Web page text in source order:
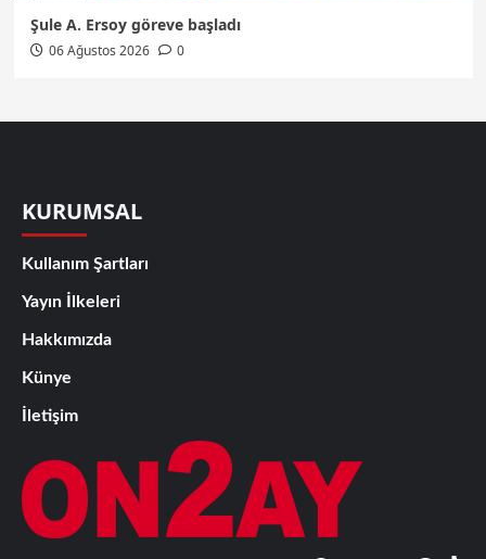
Şule A. Ersoy göreve başladı
06 Ağustos 2026 0
KURUMSAL
Kullanım Şartları
Yayın İlkeleri
Hakkımızda
Künye
İletişim